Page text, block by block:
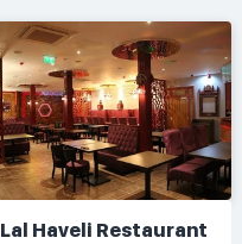
Lal Haveli Restaurant